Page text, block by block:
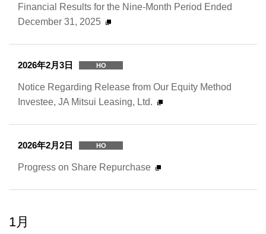
Financial Results for the Nine-Month Period Ended
December 31, 2025
2026年2月3日 HO
Notice Regarding Release from Our Equity Method
Investee, JA Mitsui Leasing, Ltd.
2026年2月2日 HO
Progress on Share Repurchase
1月